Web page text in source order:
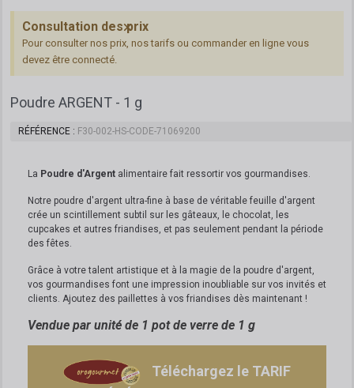
Consultation des prix
Pour consulter nos prix, nos tarifs ou commander en ligne vous
devez être connecté.
Poudre ARGENT - 1 g
RÉFÉRENCE F30-002-HS-CODE-71069200
La Poudre d'Argent alimentaire fait ressortir vos gourmandises.
Notre poudre d'argent ultra-fine à base de véritable feuille d'argent
crée un scintillement subtil sur les gâteaux, le chocolat, les
cupcakes et autres friandises, et pas seulement pendant la période
des fêtes.
Grâce à votre talent artistique et à la magie de la poudre d'argent,
vos gourmandises font une impression inoubliable sur vos invités et
clients. Ajoutez des paillettes à vos friandises dès maintenant !
Vendue par unité de 1 pot de verre de 1 g
Téléchargez le TARIF